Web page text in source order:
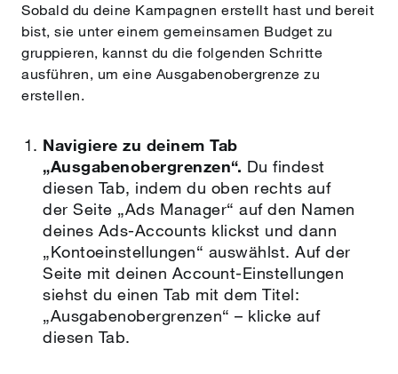
Sobald du deine Kampagnen erstellt hast und bereit
bist, sie unter einem gemeinsamen Budget zu
gruppieren, kannst du die folgenden Schritte
ausführen, um eine Ausgabenobergrenze zu
erstellen.
Navigiere zu deinem Tab
„Ausgabenobergrenzen“. Du findest
diesen Tab, indem du oben rechts auf
der Seite „Ads Manager“ auf den Namen
deines Ads-Accounts klickst und dann
„Kontoeinstellungen“ auswählst. Auf der
Seite mit deinen Account-Einstellungen
siehst du einen Tab mit dem Titel:
„Ausgabenobergrenzen“ – klicke auf
diesen Tab.